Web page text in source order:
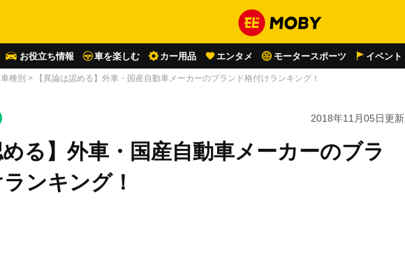
お役立ち情報 車を楽しむ カー用品 エンタメ モータースポーツ イベント
種別 > 【異論は認める】外車・国産自動車メーカーのブランド格付けランキング！
2018年11月05日更新
める】外車・国産自動車メーカーのブラ
ンキング！